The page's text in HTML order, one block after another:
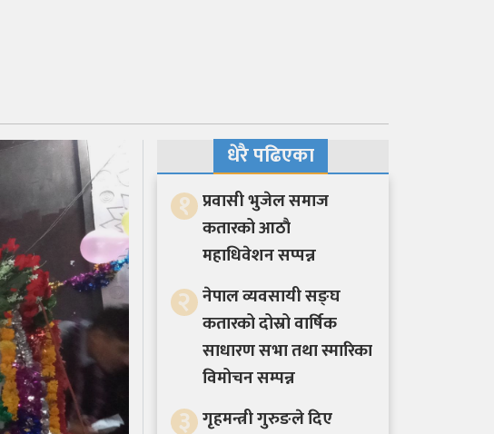
धेरै पढिएका
१ प्रवासी भुजेल समाज
कतारको आठाै
महाधिवेशन सप्पन्न
२ नेपाल व्यवसायी सङ्घ
कतारको दोस्रो वार्षिक
साधारण सभा तथा स्मारिका
विमोचन सम्पन्न
३ गृहमन्त्री गुरुङले दिए